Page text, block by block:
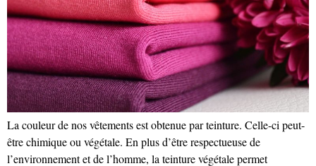
La couleur de nos vêtements est obtenue par teinture. Celle-ci peut-
être chimique ou végétale. En plus d’être respectueuse de
l’environnement et de l’homme, la teinture végétale permet